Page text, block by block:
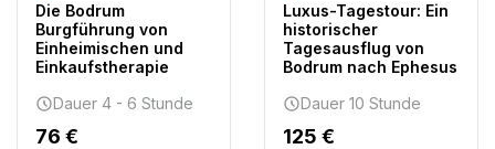
Die Bodrum
Burgführung von
Einheimischen und
Einkaufstherapie
Dauer 4 - 6 Stunde
76 €
Luxus-Tagestour: Ein
historischer
Tagesausflug von
Bodrum nach Ephesus
Dauer 10 Stunde
125 €